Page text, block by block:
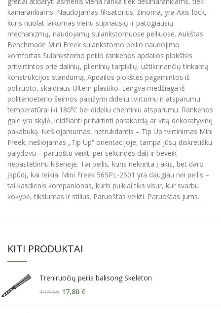
kairiarankiams. Naudojamas fiksatorius, žinoma, yra Axis-lock,
kuris nuolat laikomas vienu stipriausių ir patogiausių
mechanizmų, naudojamų sulankstomuose peiliuose. Aukštas
Benchmade Mini Freek sulankstomo peilio naudojimo
komfortas Sulankstomo peilio rankenos apdailos plokštės
pritvirtintos prie dalinių, plieninių tarpiklių, užtikrinančių tinkamą
konstrukcijos standumą. Apdailos plokštės pagamintos iš
poliruoto, skaidraus Ultem plastiko. Lengva medžiaga iš
politerioeterio šeimos pasižymi dideliu tvirtumu ir atsparumu
temperatūrai iki 180⁰C bei dideliu cheminiu atsparumu. Rankenos
gale yra skylė, leidžianti pritvirtinti parakordą ar kitą dekoratyvinę
pakabuką. Nešiojamumas, netrukdantis – Tip Up tvirtinimas Mini
Freek, nešiojamas „Tip Up“ orientacijoje, tampa jūsų diskretišku
palydovu – paruoštu veikti per sekundės dalį ir beveik
nepastebimu kišenėje. Tai peilis, kuris nekrinta į akis, bet daro
įspūdį, kai reikia. Mini Freek 565PL-2501 yra daugiau nei peilis –
tai kasdienis kompanionas, kuris puikiai tiks visur, kur svarbu
kokybė, tikslumas ir stilius. Paruoštas veikti. Paruoštas jums.
KITI PRODUKTAI
Treniruočių peilis balisong Skeleton
19,99€ 17,80 €